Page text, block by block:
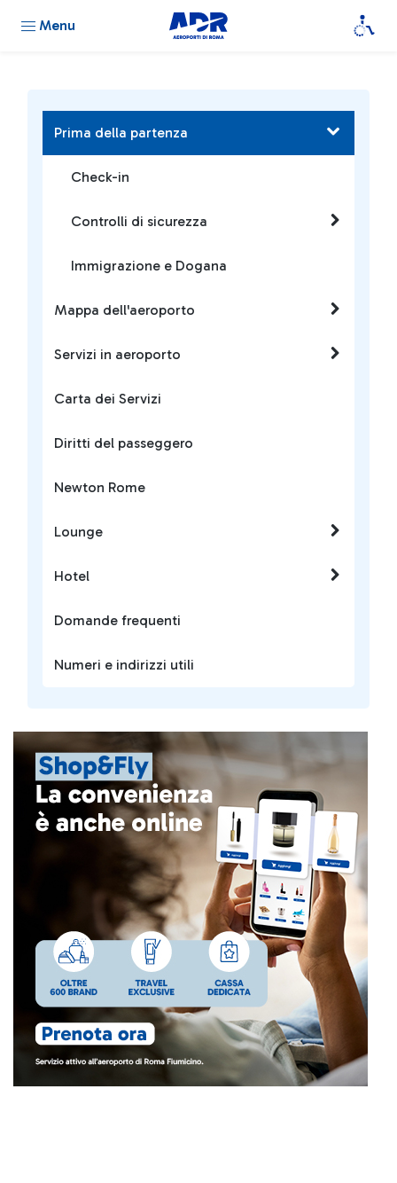
Menu
Prima della partenza
Check-in
Controlli di sicurezza
Immigrazione e Dogana
Mappa dell'aeroporto
Servizi in aeroporto
Carta dei Servizi
Diritti del passeggero
Newton Rome
Lounge
Hotel
Domande frequenti
Numeri e indirizzi utili